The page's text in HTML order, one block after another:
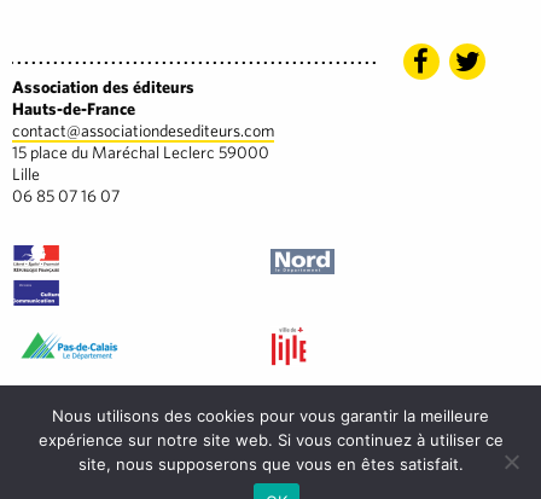
Association des éditeurs
Hauts-de-France
contact@associationdesediteurs.com
15 place du Maréchal Leclerc 59000
Lille
06 85 07 16 07
Nous utilisons des cookies pour vous garantir la meilleure
expérience sur notre site web. Si vous continuez à utiliser ce
site, nous supposerons que vous en êtes satisfait.